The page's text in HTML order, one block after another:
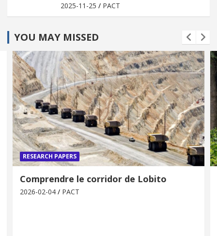
2025-11-25 PACT
YOU MAY MISSED
RESEARCH PAPERS
Comprendre le corridor de Lobito
2026-02-04 PACT